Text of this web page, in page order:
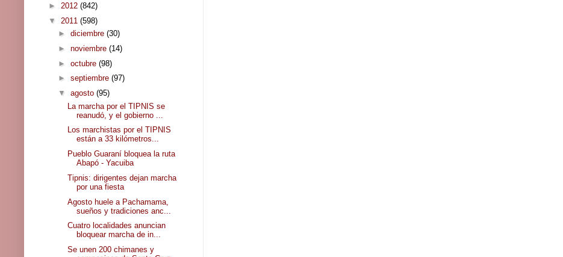
► 2012 (842)
▼ 2011 (598)
► diciembre (30)
► noviembre (14)
► octubre (98)
► septiembre (97)
▼ agosto (95)
La marcha por el TIPNIS se
reanudó, y el gobierno ...
Los marchistas por el TIPNIS
están a 33 kilómetros...
Pueblo Guaraní bloquea la ruta
Abapó - Yacuiba
Tipnis: dirigentes dejan marcha
por una fiesta
Agosto huele a Pachamama,
sueños y tradiciones anc...
Cuatro localidades anuncian
bloquear marcha de in...
Se unen 200 chimanes y